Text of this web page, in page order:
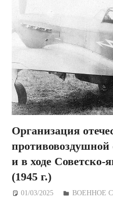
Организация
и в ходе
(1945 г.)
01/03/2025 Дежурный
ВОЕННОЕ